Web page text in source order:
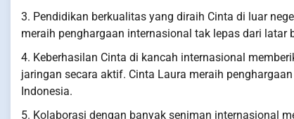
3. Pendidikan berkualitas yang diraih Cinta di luar
meraih penghargaan internasional tak lepas dari
4. Keberhasilan Cinta di kancah internasional
jaringan secara aktif. Cinta Laura meraih
Indonesia.
5. Kolaborasi dengan banyak seniman internasional